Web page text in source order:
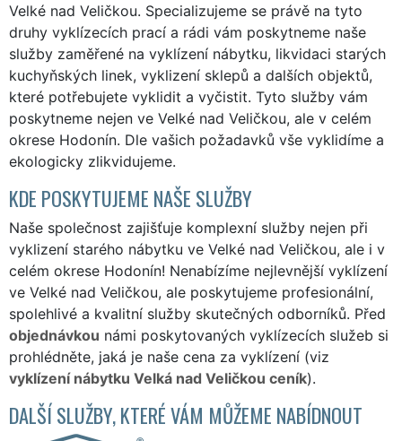
Velké nad Veličkou. Specializujeme se právě na tyto
druhy vyklízecích prací a rádi vám poskytneme naše
služby zaměřené na vyklízení nábytku, likvidaci starých
kuchyňských linek, vyklizení sklepů a dalších objektů,
které potřebujete vyklidit a vyčistit. Tyto služby vám
poskytneme nejen ve Velké nad Veličkou, ale v celém
okrese Hodonín. Dle vašich požadavků vše vyklidíme a
ekologicky zlikvidujeme.
KDE POSKYTUJEME NAŠE SLUŽBY
Naše společnost zajišťuje komplexní služby nejen při
vyklizení starého nábytku ve Velké nad Veličkou, ale i v
celém okrese Hodonín! Nenabízíme nejlevnější vyklízení
ve Velké nad Veličkou, ale poskytujeme profesionální,
spolehlivé a kvalitní služby skutečných odborníků. Před
objednávkou námi poskytovaných vyklízecích služeb si
prohlédněte, jaká je naše cena za vyklízení (viz
vyklízení nábytku Velká nad Veličkou ceník).
DALŠÍ SLUŽBY, KTERÉ VÁM MŮŽEME NABÍDNOUT